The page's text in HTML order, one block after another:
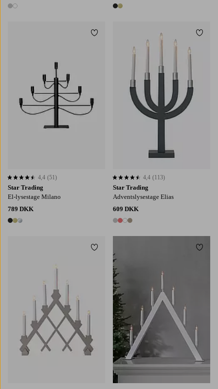
2 farver 2 farver
Star Trading
El-lysestage Milano
789 DKK
3 farver
4,4 baseret på 51 bedømmelser
4,4 (51)
Tilføj til favoritter
Star Trading
Adventslysestage Elias
609 DKK
4 farver
4,4 baseret på 113 bedømmelser
4,4 (113)
Tilføj til favoritter